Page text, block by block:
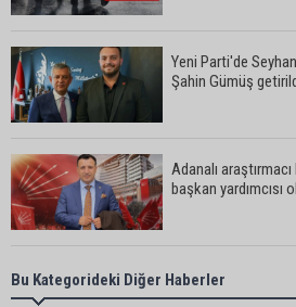
Yeni Parti'de
Şahin Gümüş
Adanalı
başkan yardımcısı
Adana’da birlikte
maruz kalan kadın
Bu Kategorideki Diğer Haberler